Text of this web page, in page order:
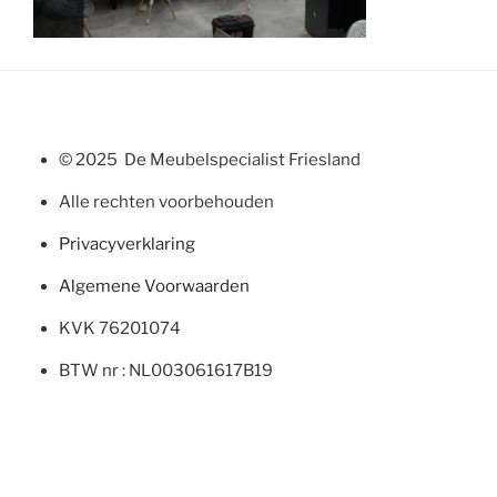
© 2025 De Meubelspecialist Friesland
Alle rechten voorbehouden
Privacyverklaring
Algemene Voorwaarden
KVK 76201074
BTW nr : NL003061617B19